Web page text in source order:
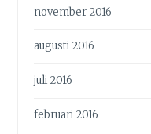
november 2016
augusti 2016
juli 2016
februari 2016